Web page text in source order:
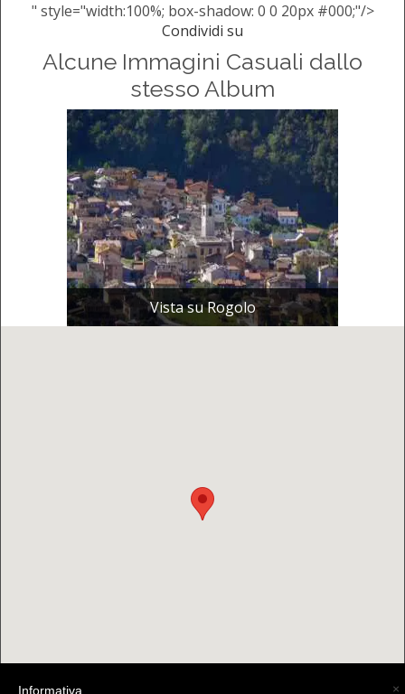
" style="width:100%; box-shadow: 0 0 20px #000;"/>
Condividi su
Alcune Immagini Casuali dallo
stesso Album
Vista su Rogolo
×
Informativa